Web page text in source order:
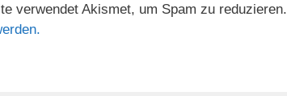
verwendet Akismet, um Spam zu reduzieren.